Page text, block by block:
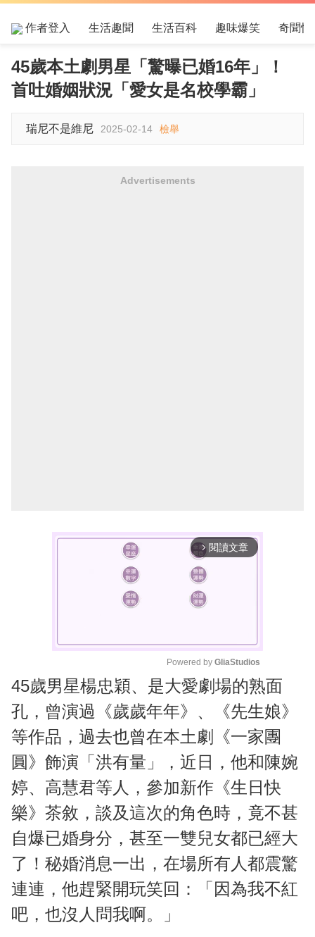
作者登入 生活趣聞 生活百科 趣味爆笑 奇聞怪
45歲本土劇男星「驚曝已婚16年」！
首吐婚姻狀況「愛女是名校學霸」
瑞尼不是維尼 2025-02-14 檢舉
Advertisements
arrow_forward_ios 閱讀文章
M
Powered by GliaStudios
45歲男星楊忠穎、是大愛劇場的熟面
孔，曾演過《歲歲年年》、《先生娘》
等作品，過去也曾在本土劇《一家團
圓》飾演「洪有量」，近日，他和陳婉
婷、高慧君等人，參加新作《生日快
樂》茶敘，談及這次的角色時，竟不甚
自爆已婚身分，甚至一雙兒女都已經大
了！秘婚消息一出，在場所有人都震驚
連連，他趕緊開玩笑回：「因為我不紅
吧，也沒人問我啊。」